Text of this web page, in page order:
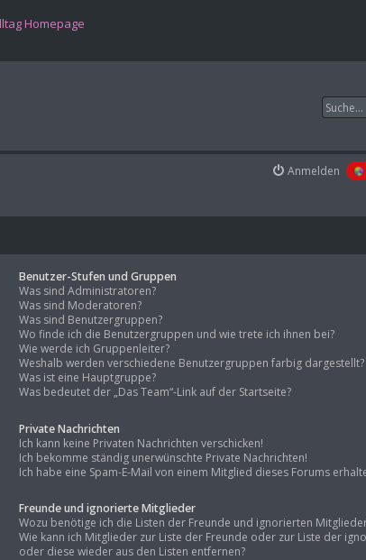
Homepage
Anmelden
Benutzer-Stufen und Gruppen
Was sind Administratoren?
Was sind Moderatoren?
Was sind Benutzergruppen?
Wo finde ich die Benutzergruppen und wie trete ich ihnen bei?
Wie werde ich Gruppenleiter?
Weshalb werden verschiedene Benutzergruppen farbig dargestellt?
Was ist eine Hauptgruppe?
Was bedeutet der „Das Team“-Link auf der Startseite?
Private Nachrichten
Ich kann keine Privaten Nachrichten verschicken!
Ich bekomme ständig unerwünschte Private Nachrichten!
Ich habe eine Spam-E-Mail von einem Mitglied dieses Forums
Freunde und ignorierte Mitglieder
Wozu benötige ich die Listen der Freunde und ignorierten
Wie kann ich Mitglieder zur Liste der Freunde oder zur Liste der
oder diese wieder aus den Listen entfernen?